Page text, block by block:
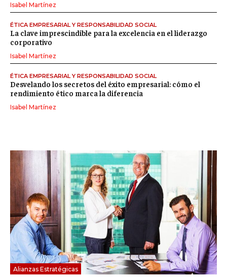
Alianzas Estratégicas
Isabel Martínez
ÉTICA EMPRESARIAL Y RESPONSABILIDAD SOCIAL
La clave imprescindible para la excelencia en el liderazgo
corporativo
Isabel Martínez
ÉTICA EMPRESARIAL Y RESPONSABILIDAD SOCIAL
Desvelando los secretos del éxito empresarial: cómo el
rendimiento ético marca la diferencia
Isabel Martínez